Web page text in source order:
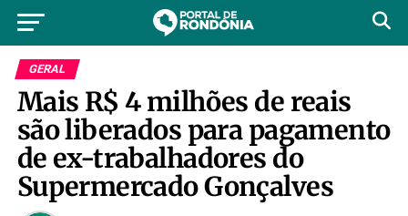
GERAL
Mais R$ 4 milhões de reais
são liberados para pagamento
de ex-trabalhadores do
Supermercado Gonçalves